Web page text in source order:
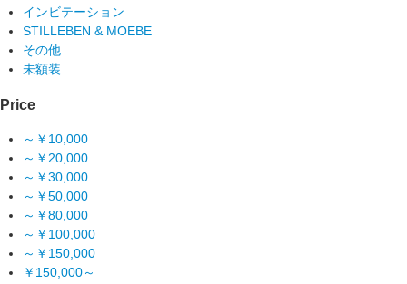
インビテーション
STILLEBEN & MOEBE
その他
未額装
Price
～￥10,000
～￥20,000
～￥30,000
～￥50,000
～￥80,000
～￥100,000
～￥150,000
￥150,000～